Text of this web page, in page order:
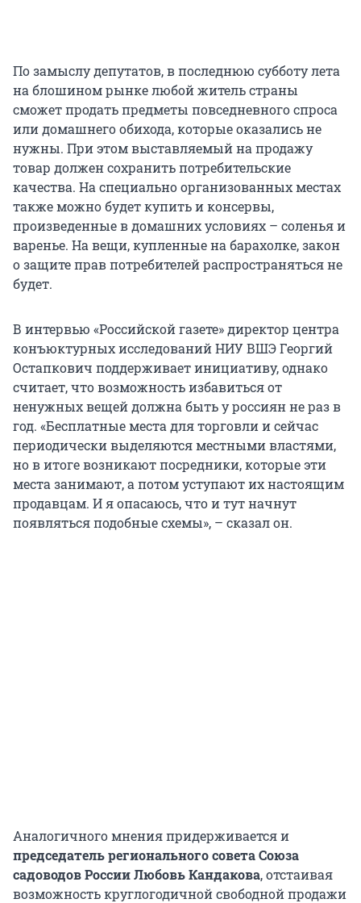
По замыслу депутатов, в последнюю субботу лета
на блошином рынке любой житель страны
сможет продать предметы повседневного спроса
или домашнего обихода, которые оказались не
нужны. При этом выставляемый на продажу
товар должен сохранить потребительские
качества. На специально организованных местах
также можно будет купить и консервы,
произведенные в домашних условиях – соленья и
варенье. На вещи, купленные на барахолке, закон
о защите прав потребителей распространяться не
будет.
В интервью «Российской газете» директор центра
конъюктурных исследований НИУ ВШЭ Георгий
Остапкович поддерживает инициативу, однако
считает, что возможность избавиться от
ненужных вещей должна быть у россиян не раз в
год. «Бесплатные места для торговли и сейчас
периодически выделяются местными властями,
но в итоге возникают посредники, которые эти
места занимают, а потом уступают их настоящим
продавцам. И я опасаюсь, что и тут начнут
появляться подобные схемы», – сказал он.
Аналогичного мнения придерживается и
председательрегиональногосовета Союза
садоводов России Любовь Кандакова, отстаивая
возможность круглогодичной свободной продажи